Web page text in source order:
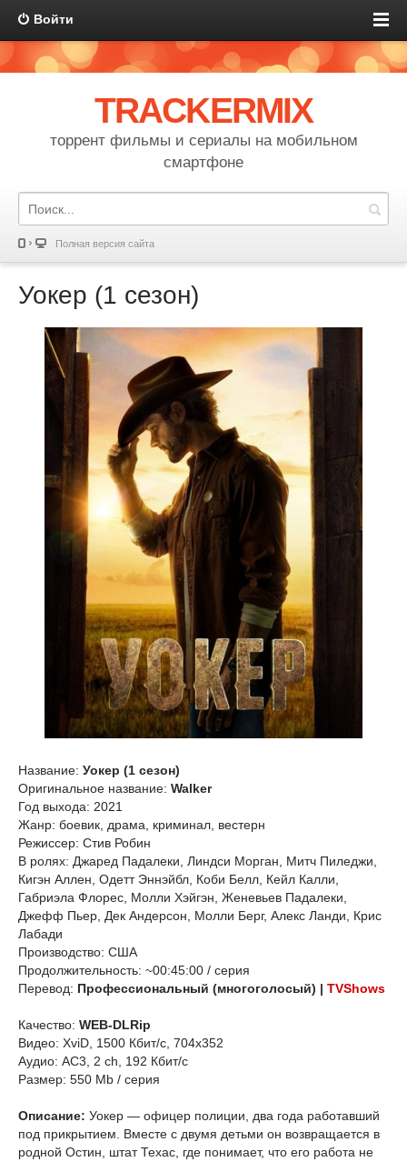
Войти
TRACKERMIX
торрент фильмы и сериалы на мобильном
смартфоне
Полная версия сайта
Уокер (1 сезон)
Название: Уокер (1 сезон)
Оригинальное название: Walker
Год выхода: 2021
Жанр: боевик, драма, криминал, вестерн
Режиссер: Стив Робин
В ролях: Джаред Падалеки, Линдси Морган, Митч Пиледжи,
Кигэн Аллен, Одетт Эннэйбл, Коби Белл, Кейл Калли,
Габриэла Флорес, Молли Хэйгэн, Женевьев Падалеки,
Джефф Пьер, Дек Андерсон, Молли Берг, Алекс Ланди, Крис
Лабади
Производство: США
Продолжительность: ~00:45:00 / серия
Перевод: Профессиональный (многоголосый) | TVShows
Качество: WEB-DLRip
Видео: XviD, 1500 Кбит/с, 704x352
Аудио: AC3, 2 ch, 192 Кбит/с
Размер: 550 Mb / серия
Описание: Уокер — офицер полиции, два года работавший
под прикрытием. Вместе с двумя детьми он возвращается в
родной Остин, штат Техас, где понимает, что его работа не